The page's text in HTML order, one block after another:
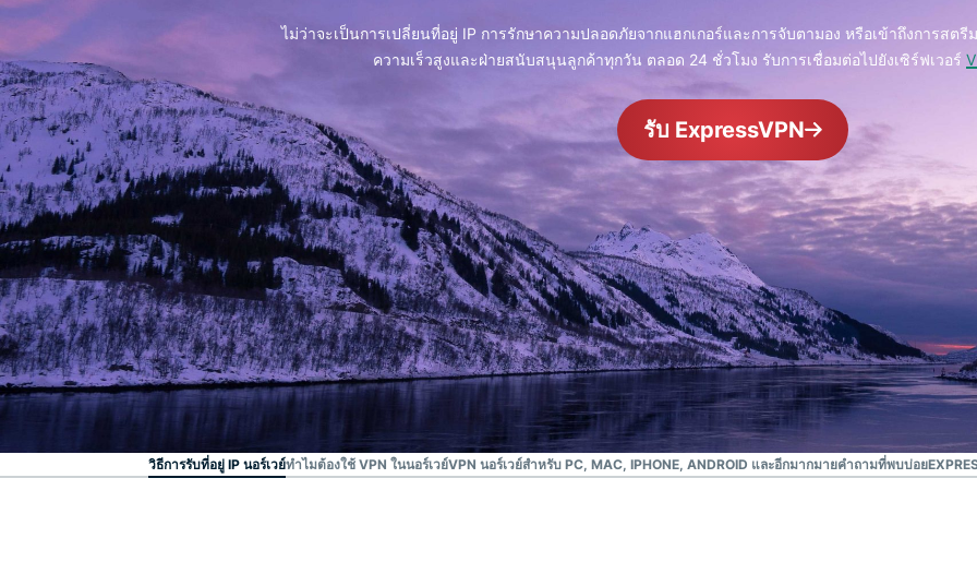
การสมัครสมาชิกหนึ่งบั
อย่างราบรื่นเพื่อยกระ
ดูผลิตภัณฑ์ทั้งหมด
ExpressKeys
การจัดการรหัส
ผ่านที่มีความ
ยืนยันตัวตน
หลายชั้น และ
อื่น ๆ
ExpressAI
AI สำหรับผู้
แรกที่ขับ
เคลื่อนโดย
computing
สำหรับความ
อัจฉริยะที่เน้น
ความเป็นส่วน
ตัว
Identity
Defender
ชุดเครื่องมือ
ป้องกันและเฝ้า
ระวัง ID ที่ทรง
พลัง พร้อม
เครื่องมือลบ
ข้อมูล
ไม่ว่าจะเป็นการเปลี่ยนที่อยู่ IP การรักษาความปลอดภัยจากแฮกเกอร์และการจับตามอง หรือเข้าถึงการสต
ความเร็วสูงและฝ่ายสนับสนุนลูกค้าทุกวัน ตลอด 24 ชั่วโมง รับการเชื่อมต่อไปยังเซิร์ฟเวอร์
รับ ExpressVPN
VPN ที่ได้รับความเชื่อถือ อันดับ
#1
VPN นอร์เวย์ที่ดีที่สุด
วิธีการรับที่อยู่ IP นอร์เวย์ทำไมต้องใช้ VPN ในนอร์เวย์VPN นอร์เวย์สำหรับ PC, MAC, IPHONE, ANDROID และอีกมากมายคำถามที่พบบ่อย